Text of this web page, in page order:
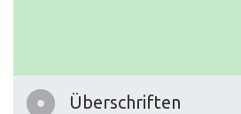
Überschriften